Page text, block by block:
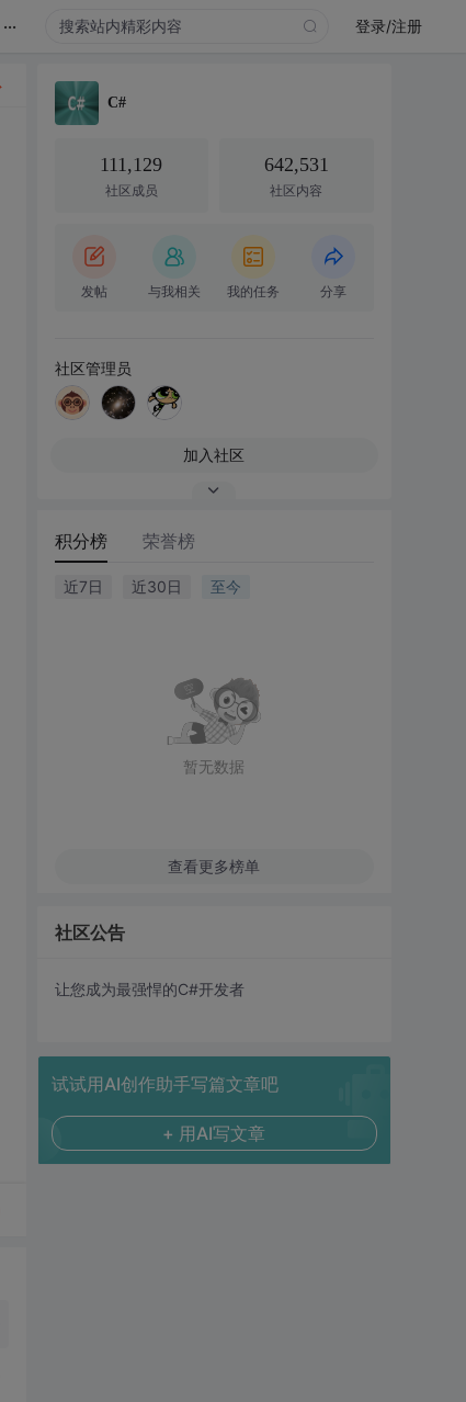
... 登录/注册
C#
111,129
社区成员
642,531
社区内容
发帖 与我相关 我的任务 分享
社区管理员
加入社区
积分榜 荣誉榜
近7日 近30日 至今
暂无数据
查看更多榜单
社区公告
让您成为最强悍的C#开发者
试试用AI创作助手写篇文章吧
+ 用AI写文章